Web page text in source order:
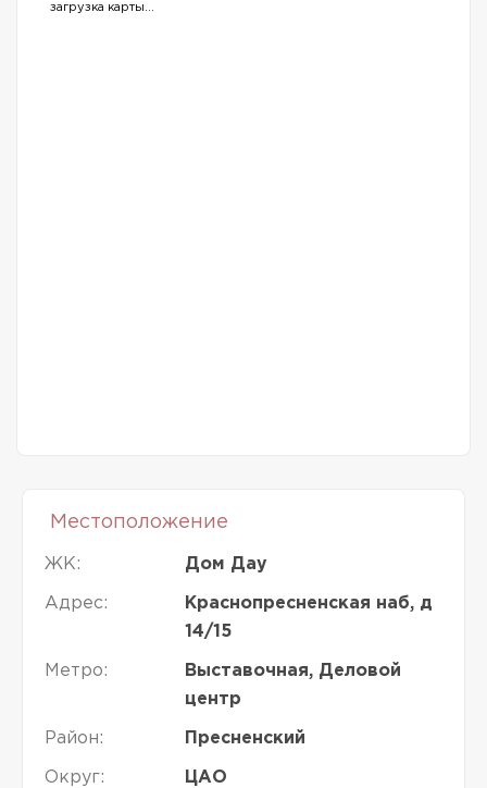
загрузка карты...
Местоположение
ЖК: Дом Дау
Адрес:
Краснопресненская наб, д
14/15
Метро:
Выставочная, Деловой
центр
Район: Пресненский
Округ: ЦАО